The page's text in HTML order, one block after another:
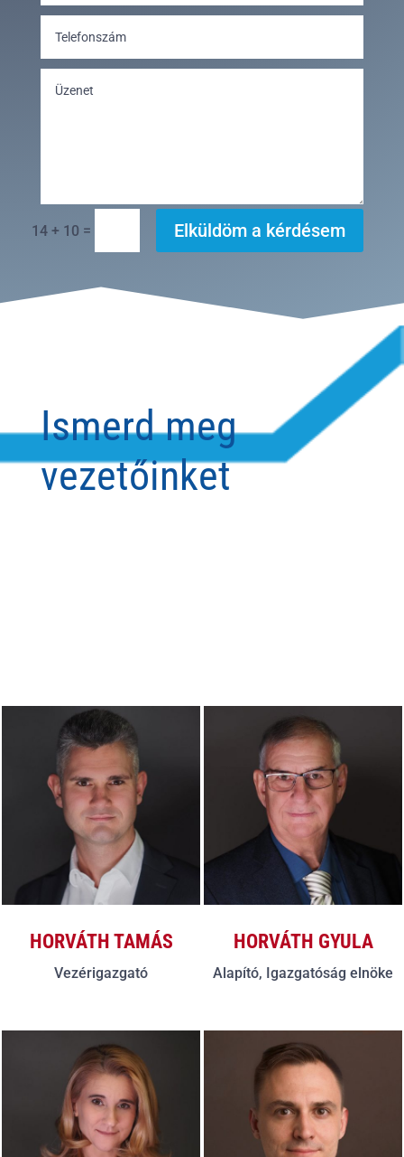
14 + 10 = Elküldöm a kérdésem
Ismerd meg
vezetőinket
HORVÁTH TAMÁS
Vezérigazgató
HORVÁTH GYULA
Alapító, Igazgatóság elnöke